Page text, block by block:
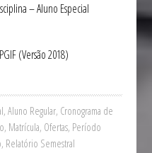
– Aluno Especial
(Versão 2018)
, Aluno Regular, Cronograma de
, Matrícula, Ofertas, Período
, Relatório Semestral